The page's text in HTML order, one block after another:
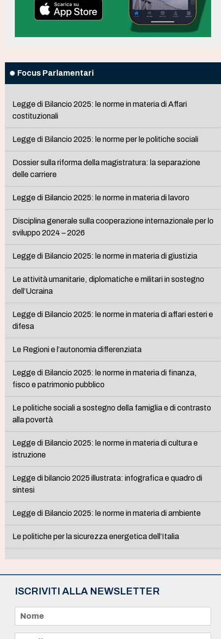
Focus Parlamentari
Legge di Bilancio 2025: le norme in materia di Affari
costituzionali
Legge di Bilancio 2025: le norme per le politiche sociali
Dossier sulla riforma della magistratura: la separazione
delle carriere
Legge di Bilancio 2025: le norme in materia di lavoro
Disciplina generale sulla cooperazione internazionale per lo
sviluppo 2024 – 2026
Legge di Bilancio 2025: le norme in materia di giustizia
Le attività umanitarie, diplomatiche e militari in sostegno
dell’Ucraina
Legge di Bilancio 2025: le norme in materia di affari esteri e
difesa
Le Regioni e l’autonomia differenziata
Legge di Bilancio 2025: le norme in materia di finanza,
fisco e patrimonio pubblico
Le politiche sociali a sostegno della famiglia e di contrasto
alla povertà
Legge di Bilancio 2025: le norme in materia di cultura e
istruzione
Legge di bilancio 2025 illustrata: infografica e quadro di
sintesi
Legge di Bilancio 2025: le norme in materia di ambiente
Le politiche per la sicurezza energetica dell’Italia
ISCRIVITI ALLA NEWSLETTER
m
e